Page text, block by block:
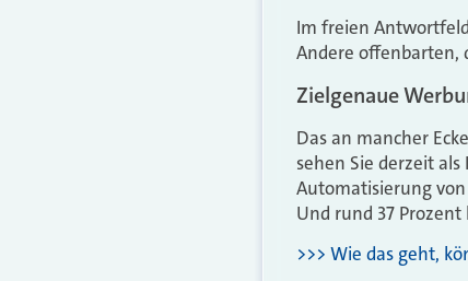
Im freien
Andere offenbarten,
Zielgenaue
Das an mancher
sehen Sie derzeit
Automatisierung
Und rund 37
>>> Wie das geht,